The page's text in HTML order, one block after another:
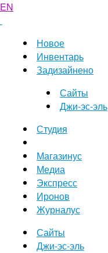
EN
Новое
Инвентарь
Задизайнено
Сайты
Джи-эс-эль
Студия
Магазинус
Медиа
Экспресс
Иронов
Журналус
Сайты
Джи-эс-эль